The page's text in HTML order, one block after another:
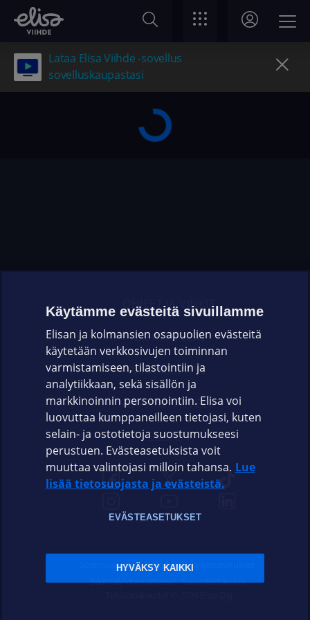
Lataa Elisa Viihde -sovellus
sovelluskaupastasi
OHJEET JA VINKIT
OMAYHTEISÖ
VIANSELVITYS
ASIAKASPALVELU
ELISA.FI
Sopimusehdot Tietosuoja Evästeasetukset
Sääntelyviranomaiset Saavutettavuus
Käytämme evästeitä sivuillamme
Elisan ja kolmansien osapuolien evästeitä
käytetään verkkosivujen toiminnan
varmistamiseen, tilastointiin ja
analytiikkaan, sekä sisällön ja
markkinoinnin personointiin. Elisa voi
luovuttaa kumppaneilleen tietojasi, kuten
selain- ja ostotietoja suostumukseesi
perustuen. Evästeasetuksista voit
muuttaa valintojasi milloin tahansa. Lue
lisää tietosuojasta ja evästeistä.
EVÄSTEASETUKSET
HYVÄKSY KAIKKI